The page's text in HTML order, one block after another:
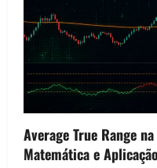
Average True Range
Matemática e